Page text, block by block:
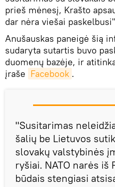
prieš mėnesį, Krašto
dar nėra viešai
Anušauskas paneigė šią
sudaryta sutartis buvo
duomenų bazėje, ir
įraše Facebook .
"Susitarimas
šalių be Lietuvos
slovakų valstybinės
ryšiai. NATO narės iš
būdais stengiasi